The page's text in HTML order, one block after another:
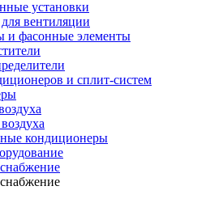
установки
вентиляции
и фасонные элементы
и сплит-систем
кондиционеры